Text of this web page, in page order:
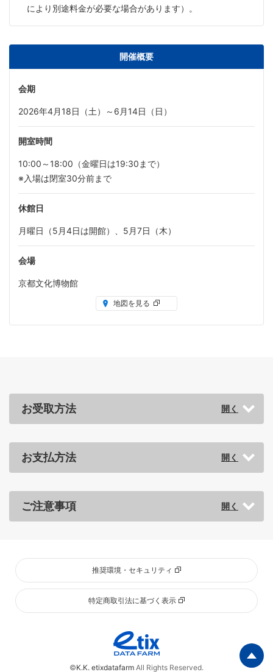
により別途料金が必要な場合があります）。
開催概要
会期
2026年4月18日（土）～6月14日（日）
開室時間
10:00～18:00（金曜日は19:30まで）
※入場は閉室30分前まで
休館日
月曜日（5月4日は開館）、5月7日（木）
会場
京都文化博物館
地図を見る
お受取方法
お支払方法
ご注意事項
推奨環境・セキュリティ
特定商取引法に基づく表示
©K.K. etixdatafarm All Rights Reserved.